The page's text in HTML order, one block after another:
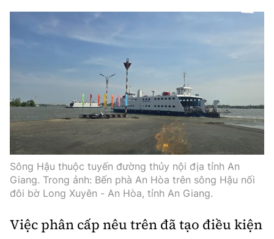
Sông Hậu thuộc tuyến đường thủy nội địa tỉnh An
Giang. Trong ảnh: Bến phà An Hòa trên sông Hậu nối
đôi bờ Long Xuyên - An Hòa, tỉnh An Giang.
Việc phân cấp nêu trên đã tạo điều kiện